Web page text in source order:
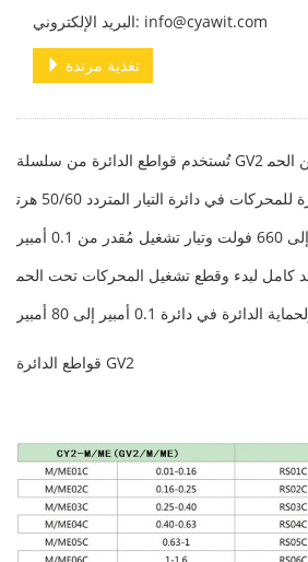
البريد الإلكتروني: info@cyawit.com
تغذية مرتدة
تُستخدم قواطع الدائرة من سلسلة GV2 بشكل أساسي للحماية من الحم
ل الزائد والقصر في الدائرة للمحركات في دائرة التيار المتردد 50/60 هرت
ز بجهد تشغيل مُقدر يصل إلى 660 فولت وتيار تشغيل مُقدر من 0.1 أمبير
بجهد كامل لبدء وقطع تشغيل المحركات تحت الحم
قواطع الدائرة GV2